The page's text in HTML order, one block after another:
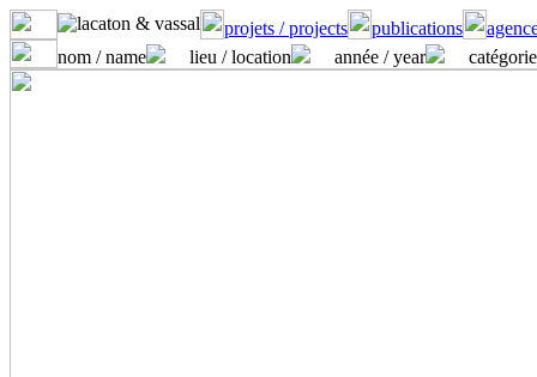
projets / projects publications
nom / name
lieu / location année / year